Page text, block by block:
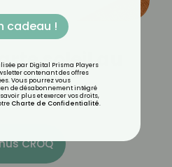
soleil au
CROQ
cadeau !
par Digital Prisma Players
contenant des offres
Vous pourrez vous
de désabonnement intégré
plus et exercer vos droits,
Charte de Confidentialité.